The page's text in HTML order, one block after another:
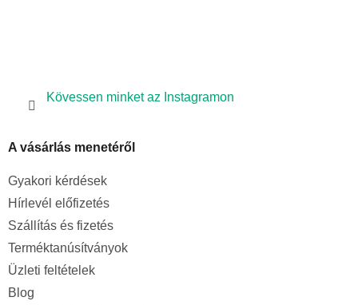
Kövessen minket az Instagramon
A vásárlás menetéről
Gyakori kérdések
Hírlevél előfizetés
Szállítás és fizetés
Terméktanúsítványok
Üzleti feltételek
Blog